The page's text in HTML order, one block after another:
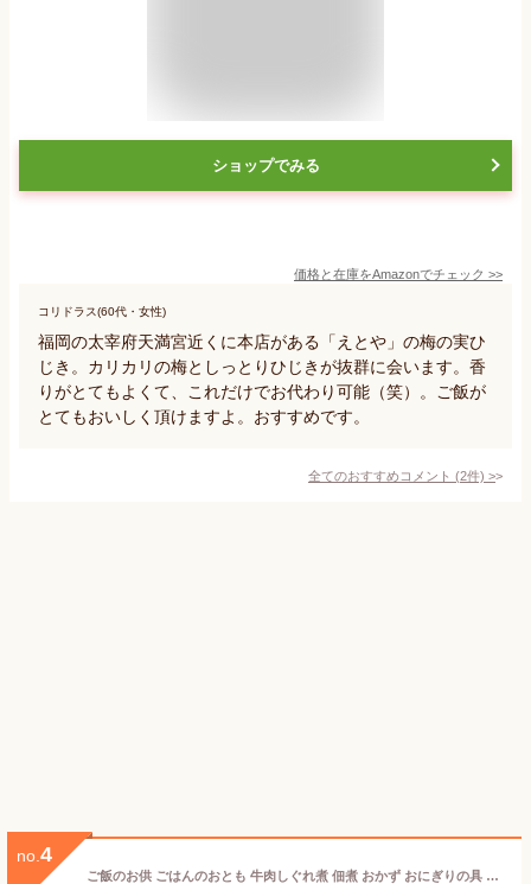
ショップでみる
価格と在庫をAmazonでチェック >>
コリドラス(60代・女性)
福岡の太宰府天満宮近くに本店がある「えとや」の梅の実ひ
じき。カリカリの梅としっとりひじきが抜群に会います。香
りがとてもよくて、これだけでお代わり可能（笑）。ご飯が
とてもおいしく頂けますよ。おすすめです。
全てのおすすめコメント (2件) >
no. 4
ご飯のお供 ごはんのおとも 牛肉しぐれ煮 佃煮 おかず おにぎりの具 90g瓶 2個セット 北国からの贈り物